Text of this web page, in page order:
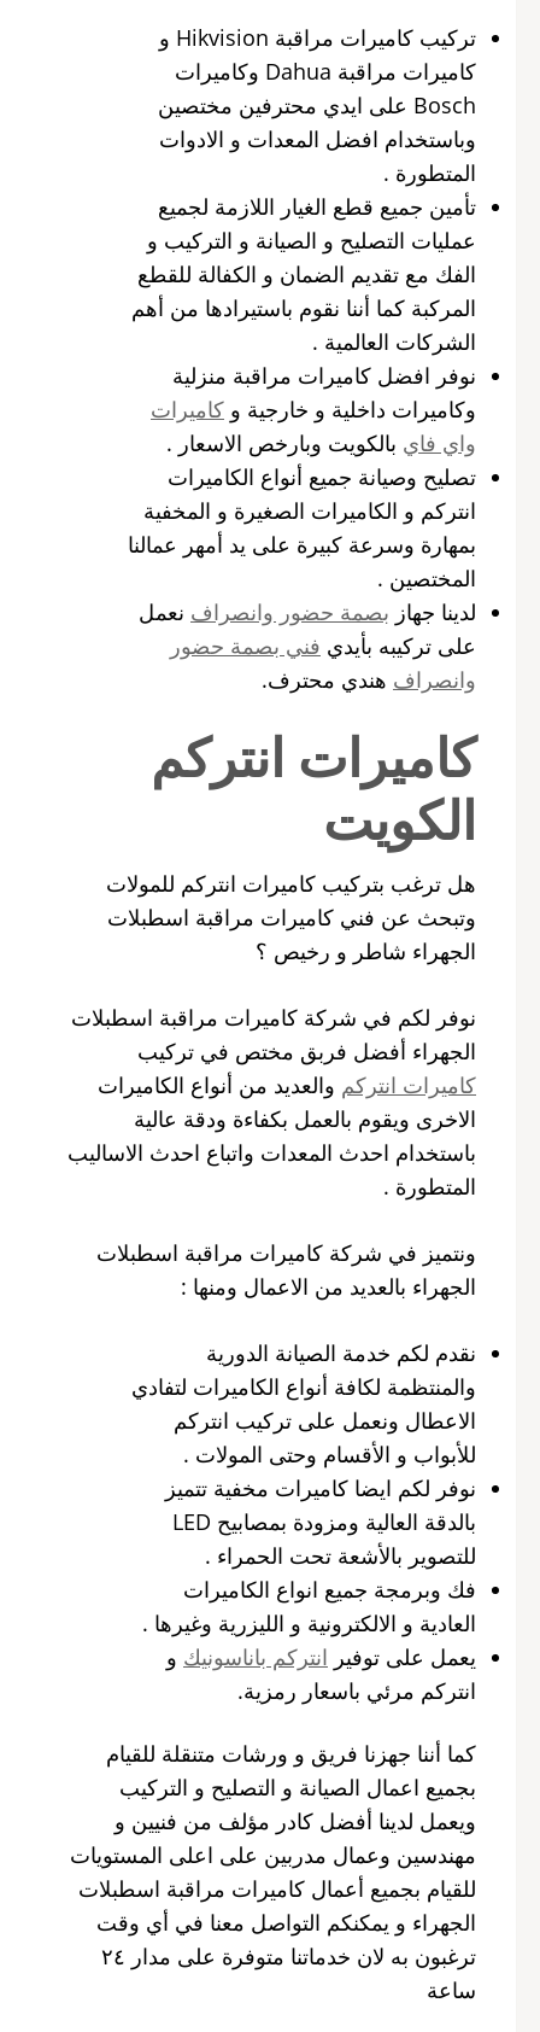
تركيب كاميرات مراقبة Hikvision و
كاميرات مراقبة Dahua وكاميرات
Bosch على ايدي محترفين مختصين
وباستخدام افضل المعدات و الادوات
المتطورة .
تأمين جميع قطع الغيار اللازمة لجميع
عمليات التصليح و الصيانة و التركيب و
الفك مع تقديم الضمان و الكفالة للقطع
المركبة كما أننا نقوم باستيرادها من أهم
الشركات العالمية .
نوفر افضل كاميرات مراقبة منزلية
وكاميرات داخلية و خارجية و كاميرات
واي فاي بالكويت وبارخص الاسعار .
تصليح وصيانة جميع أنواع الكاميرات
انتركم و الكاميرات الصغيرة و المخفية
بمهارة وسرعة كبيرة على يد أمهر عمالنا
المختصين .
لدينا جهاز بصمة حضور وانصراف نعمل
على تركيبه بأيدي فني بصمة حضور
وانصراف هندي محترف.
كاميرات انتركم
الكويت
هل ترغب بتركيب كاميرات انتركم للمولات
وتبحث عن فني كاميرات مراقبة اسطبلات
الجهراء شاطر و رخيص ؟
نوفر لكم في شركة كاميرات مراقبة اسطبلات
الجهراء أفضل فربق مختص في تركيب
كاميرات انتركم والعديد من أنواع الكاميرات
الاخرى ويقوم بالعمل بكفاءة ودقة عالية
باستخدام احدث المعدات واتباع احدث الاساليب
المتطورة .
ونتميز في شركة كاميرات مراقبة اسطبلات
الجهراء بالعديد من الاعمال ومنها :
نقدم لكم خدمة الصيانة الدورية
والمنتظمة لكافة أنواع الكاميرات لتفادي
الاعطال ونعمل على تركيب انتركم
للأبواب و الأقسام وحتى المولات .
نوفر لكم ايضا كاميرات مخفية تتميز
بالدقة العالية ومزودة بمصابيح LED
للتصوير بالأشعة تحت الحمراء .
فك وبرمجة جميع انواع الكاميرات
العادية و الالكترونية و الليزرية وغيرها .
يعمل على توفير انتركم باناسونيك و
انتركم مرئي باسعار رمزية.
كما أننا جهزنا فريق و ورشات متنقلة للقيام
بجميع اعمال الصيانة و التصليح و التركيب
ويعمل لدينا أفضل كادر مؤلف من فنيين و
مهندسين وعمال مدربين على اعلى المستويات
للقيام بجميع أعمال كاميرات مراقبة اسطبلات
الجهراء و يمكنكم التواصل معنا في أي وقت
ترغبون به لان خدماتنا متوفرة على مدار ٢٤
ساعة